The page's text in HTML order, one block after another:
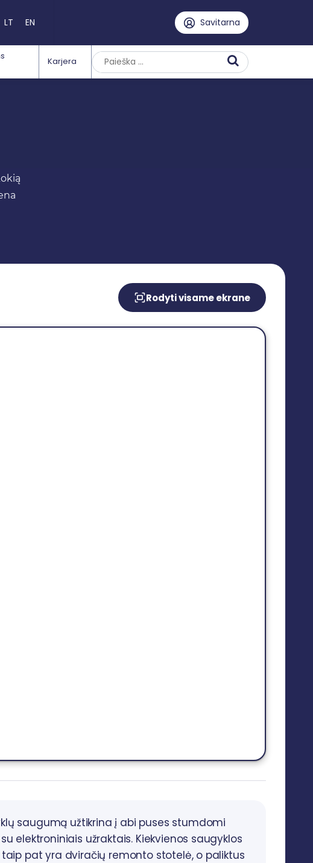
LT EN Savitarna
Karjera
Rodyti visame ekrane
saugumą užtikrina į abi puses stumdomi
elektroniniais užraktais. Kiekvienos saugyklos
pat yra dviračių remonto stotelė, o paliktus